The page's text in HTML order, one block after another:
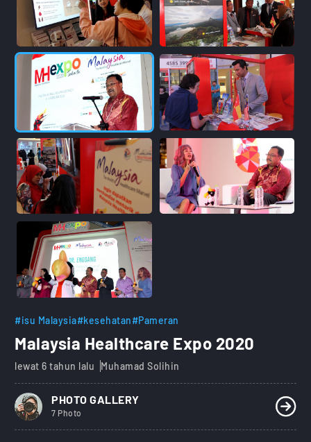
#isu Malaysia#kesehatan#Pameran
Malaysia Healthcare Expo 2020
lewat 6 tahun lalu Muhamad Solihin
PHOTO GALLERY
7 Photo